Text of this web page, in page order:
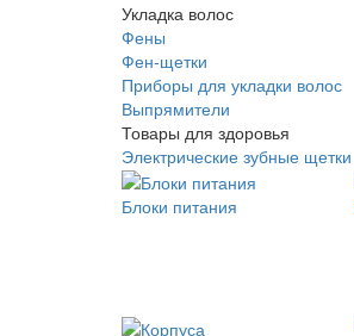
Укладка волос
Фены
Фен-щетки
Приборы для укладки волос
Выпрямители
Товары для здоровья
Электрические зубные щетки
Блоки питания